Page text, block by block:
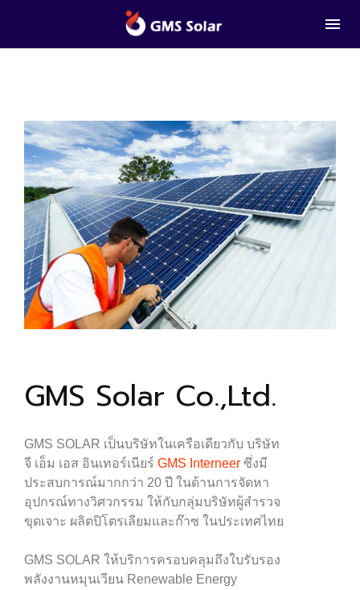
GMS Solar Co.,Ltd.
GMS SOLAR เป็นบริษัทในเครือเดียวกับ บริษัท
จี เอ็ม เอส อินเทอร์เนียร์ GMS Interneer ซึ่งมี
ประสบการณ์มากกว่า 20 ปี ในด้านการจัดหา
อุปกรณ์ทางวิศวกรรม ให้กับกลุ่มบริษัทผู้สำรวจ
ขุดเจาะ ผลิตปิโตรเลียมและก๊าซ ในประเทศไทย
GMS SOLAR ให้บริการครอบคลุมถึงใบรับรอง
พลังงานหมุนเวียน Renewable Energy